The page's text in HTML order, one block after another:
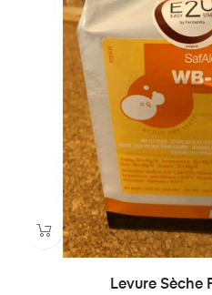
Levure Sèche